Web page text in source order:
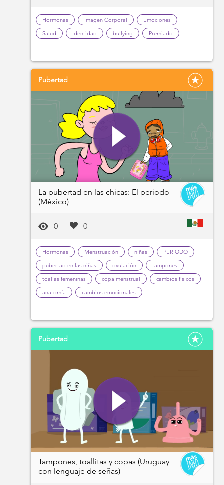
Hormonas Imagen Corporal
Emociones
Salud
Identidad bullying Premiado
Pubertad
La pubertad en las chicas: El periodo
(México)
0 0
Hormonas Menstruación niñas
PERIODO
pubertad en las niñas
ovulación
tampones
toallas femeninas
copa menstrual
cambios físicos
anatomía
cambios emocionales
Pubertad
Tampones, toallitas y copas (Uruguay
con lenguaje de señas)